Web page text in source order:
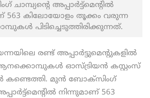
ചാമ്പ്യന്റെ അപ്പാർട്ട്മെന്റിൽ
563 കിലോയോളം തൂക്കം വരുന്ന
പിടിച്ചെടുത്തിരിക്കുന്നത്.
രണ്ട് അപ്പാർട്ടുമെന്റുകളിൽ
ആനക്കൊമ്പുകൾ ഓസ്ട്രിയൻ കസ്റ്റംസ്
കണ്ടെത്തി. മുൻ ബോക്സിംഗ്
നിന്നുമാണ് 563